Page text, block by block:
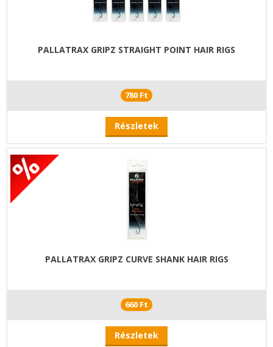
PALLATRAX GRIPZ STRAIGHT POINT HAIR RIGS
780 Ft
Részletek
PALLATRAX GRIPZ CURVE SHANK HAIR RIGS
660 Ft
Részletek